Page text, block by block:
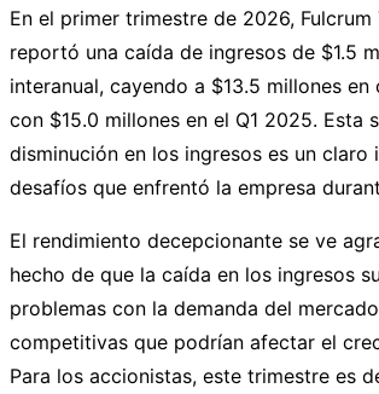
En el primer trimestre de 2026, Fulcrum
reportó una caída de ingresos de $1.5
interanual, cayendo a $13.5 millones en
con $15.0 millones en el Q1 2025. Esta
disminución en los ingresos es un claro
desafíos que enfrentó la empresa
El rendimiento decepcionante se ve
hecho de que la caída en los ingresos
problemas con la demanda del
competitivas que podrían afectar el
Para los accionistas, este trimestre es